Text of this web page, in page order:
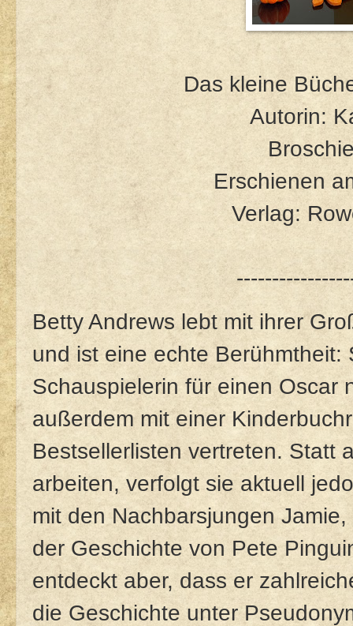
Das kleine
Autorin:
Erschienen
Verlag:
Betty Andrews lebt mit ihrer
und ist eine echte Berühmtheit:
Schauspielerin für einen Oscar
außerdem mit einer
Bestsellerlisten vertreten. Statt
arbeiten, verfolgt sie aktuell
mit den Nachbarsjungen
der Geschichte von Pete
entdeckt aber, dass er
die Geschichte unter